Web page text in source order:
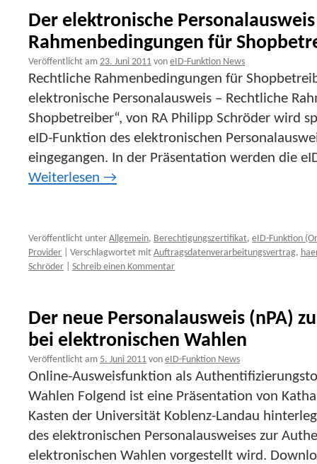
Der elektronische
Rahmenbedingungen für
Veröffentlicht am 23. Juni 2011 von eID-Funktion News
Rechtliche Rahmenbedingungen für
elektronische Personalausweis – Rechtliche
Shopbetreiber“, von RA Philipp Schröder wird
eID-Funktion des elektronischen
eingegangen. In der Präsentation werden die
Weiterlesen →
Veröffentlicht unter Allgemein, Berechtigungszertifikat, eID-Funktion
Provider
Verschlagwortet mit Auftragsdatenverarbeitungsvertrag,
Schröder
Schreib einen Kommentar
Der neue Personalausweis (nPA)
bei elektronischen Wahlen
Veröffentlicht am 5. Juni 2011 von eID-Funktion News
Online-Ausweisfunktion als
Wahlen Folgend ist eine Präsentation von
Kasten der Universität Koblenz-Landau
des elektronischen Personalausweises zur
elektronischen Wahlen vorgestellt wird.